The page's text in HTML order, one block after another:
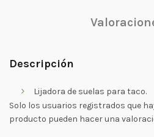
Descripción
Lijadora de suelas para taco.
Solo los usuarios registrados que
producto pueden hacer una